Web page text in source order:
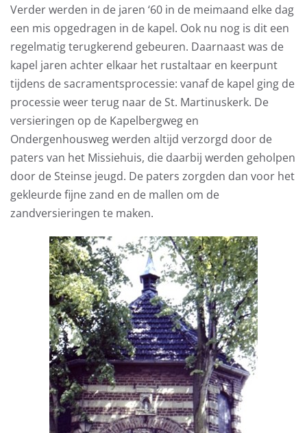
Verder werden in de jaren ‘60 in de meimaand elke dag
een mis opgedragen in de kapel. Ook nu nog is dit een
regelmatig terugkerend gebeuren. Daarnaast was de
kapel jaren achter elkaar het rustaltaar en keerpunt
tijdens de sacramentsprocessie: vanaf de kapel ging de
processie weer terug naar de St. Martinuskerk. De
versieringen op de Kapelbergweg en
Ondergenhousweg werden altijd verzorgd door de
paters van het Missiehuis, die daarbij werden geholpen
door de Steinse jeugd. De paters zorgden dan voor het
gekleurde fijne zand en de mallen om de
zandversieringen te maken.